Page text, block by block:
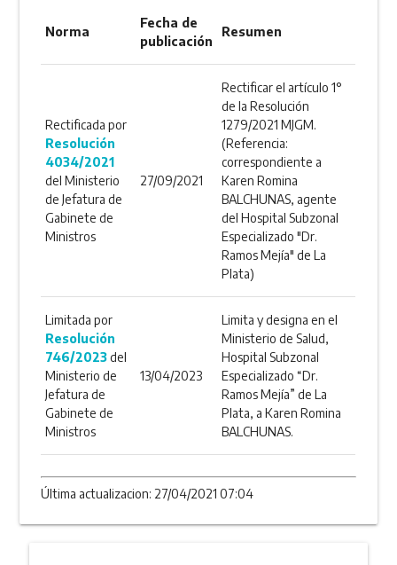
Norma
Fecha de
publicación
Resumen
Rectificada por
Resolución
4034/2021
del Ministerio
de Jefatura de
Gabinete de
Ministros
27/09/2021
Rectificar el artículo 1°
de la Resolución
1279/2021 MJGM.
(Referencia:
correspondiente a
Karen Romina
BALCHUNAS, agente
del Hospital Subzonal
Especializado "Dr.
Ramos Mejía" de La
Plata)
Limitada por
Resolución
746/2023del
Ministerio de
Jefatura de
Gabinete de
Ministros
13/04/2023
Limita y designa en el
Ministerio de Salud,
Hospital Subzonal
Especializado “Dr.
Ramos Mejía” de La
Plata, a Karen Romina
BALCHUNAS.
Última actualizacion: 27/04/2021 07:04